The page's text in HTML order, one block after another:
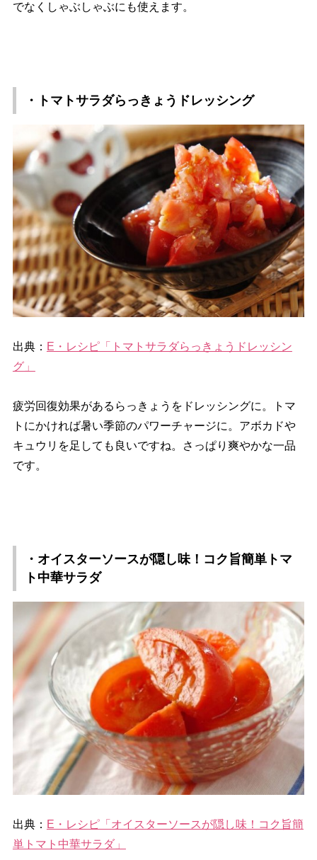
でなくしゃぶしゃぶにも使えます。
・トマトサラダらっきょうドレッシング
出典： E・レシピ「トマトサラダらっきょうドレッシン
グ」
疲労回復効果があるらっきょうをドレッシングに。トマ
トにかければ暑い季節のパワーチャージに。アボカド
キュウリを足しても良いですね。さっぱり爽やかな一品
です。
・オイスターソースが隠し味！コク旨簡単トマ
ト中華サラダ
出典： E・レシピ「オイスターソースが隠し味！コク旨簡
単トマト中華サラダ」